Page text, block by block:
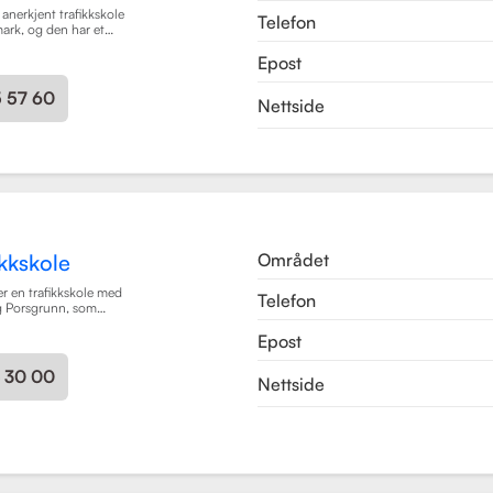
trafikkskole
og den har et
i klasse B, B96 og
som trafikalt
førstehjelp og
57 60
Telefon
Epost
Nettside
en trafikkskole med
Porsgrunn, som
mål å gi elevene
og
og
et fokus på
Trafikkskole tilbyr
30 00
Området
Telefon
Epost
Nettside